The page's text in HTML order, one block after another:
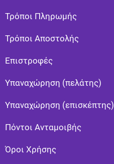
Τρόποι Πληρωμής
Τρόποι Αποστολής
Eπιστροφές
Υπαναχώρηση (πελάτης)
Υπαναχώρηση (επισκέπτης)
Πόντοι Ανταμοιβής
Όροι Χρήσης